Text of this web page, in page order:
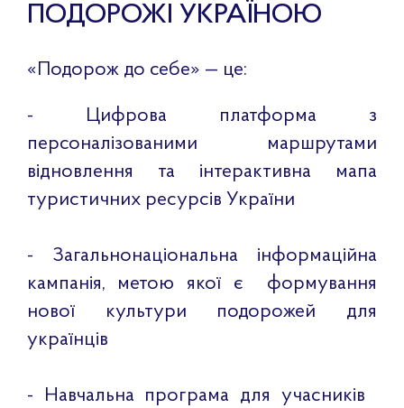
ПОДОРОЖІ УКРАЇНОЮ
«Подорож до себе» — це:
- Цифрова платформа з
персоналізованими маршрутами
відновлення та інтерактивна мапа
туристичних ресурсів України
- Загальнонаціональна інформаційна
кампанія, метою якої є формування
нової культури подорожей для
українців
- Навчальна програма для учасників